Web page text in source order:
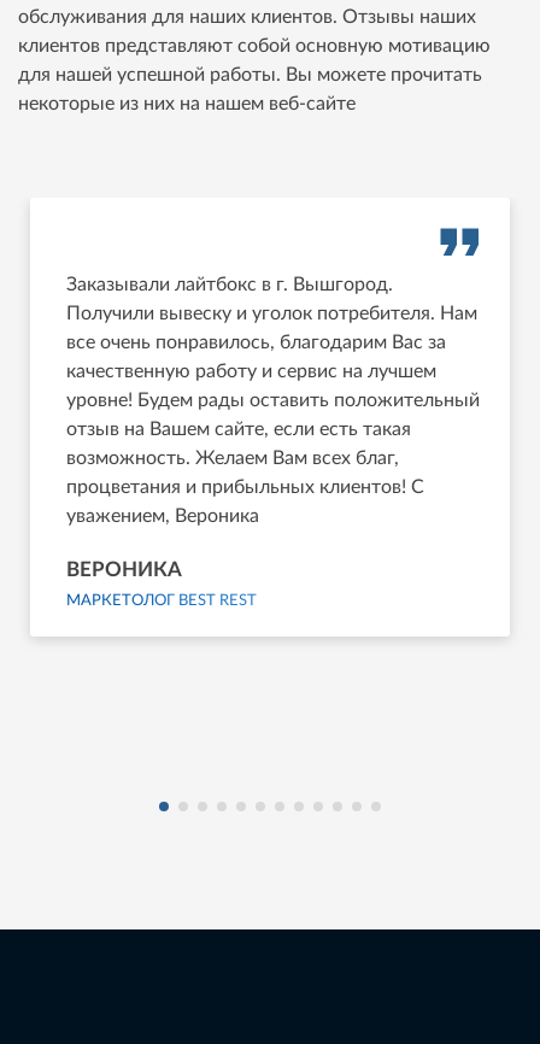
обслуживания для наших клиентов. Отзывы наших
клиентов представляют собой основную мотивацию
для нашей успешной работы. Вы можете прочитать
некоторые из них на нашем веб-сайте
Заказывали лайтбокс в г. Вышгород.
Получили вывеску и уголок потребителя. Нам
все очень понравилось, благодарим Вас за
качественную работу и сервис на лучшем
уровне! Будем рады оставить положительный
отзыв на Вашем сайте, если есть такая
возможность. Желаем Вам всех благ,
процветания и прибыльных клиентов! С
уважением, Вероника
ВЕРОНИКА
МАРКЕТОЛОГ BEST REST